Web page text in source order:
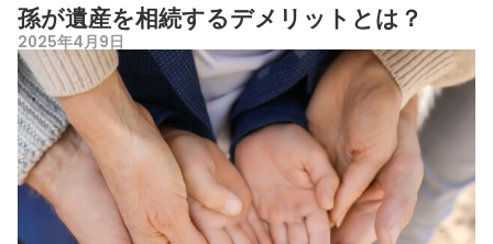
孫が遺産を相続するデメリットとは？
2025年4月9日